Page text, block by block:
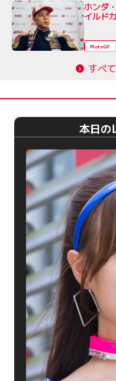
ホンダ
イルド
MotoGP
すべ
本日の